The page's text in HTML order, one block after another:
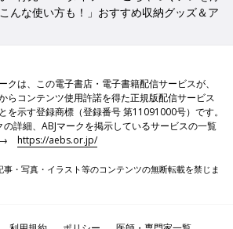
、帽子の収納に悩んでいませんか？そこで今
均/100円の記事一覧
んな使い方も！」おすすめ収納グッズ＆ア
クは、この電子書店・電子書籍配信サービスが、
らコンテンツ使用許諾を得た正規版配信サービス
を示す登録商標（登録番号 第11091000号）です。
の詳細、ABJマークを掲示しているサービスの一覧
→https://aebs.or.jp/
・写真・イラスト等のコンテンツの無断転載を禁じま